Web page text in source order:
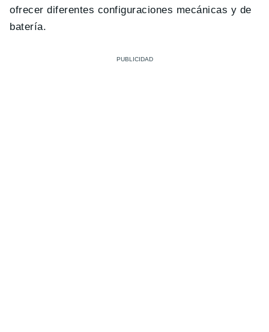
ofrecer diferentes configuraciones mecánicas y de
batería.